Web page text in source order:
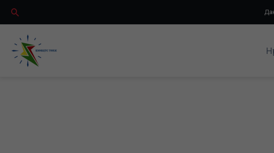
Skip
to
content
Search